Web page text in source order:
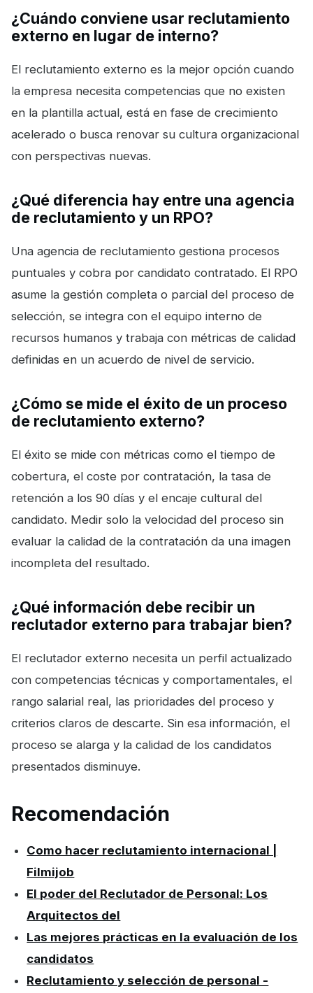
¿Cuándo conviene usar reclutamiento
externo en lugar de interno?
El reclutamiento externo es la mejor opción cuando
la empresa necesita competencias que no existen
en la plantilla actual, está en fase de crecimiento
acelerado o busca renovar su cultura organizacional
con perspectivas nuevas.
¿Qué diferencia hay entre una agencia
de reclutamiento y un RPO?
Una agencia de reclutamiento gestiona procesos
puntuales y cobra por candidato contratado. El RPO
asume la gestión completa o parcial del proceso de
selección, se integra con el equipo interno de
recursos humanos y trabaja con métricas de calidad
definidas en un acuerdo de nivel de servicio.
¿Cómo se mide el éxito de un proceso
de reclutamiento externo?
El éxito se mide con métricas como el tiempo de
cobertura, el coste por contratación, la tasa de
retención a los 90 días y el encaje cultural del
candidato. Medir solo la velocidad del proceso sin
evaluar la calidad de la contratación da una imagen
incompleta del resultado.
¿Qué información debe recibir un
reclutador externo para trabajar bien?
El reclutador externo necesita un perfil actualizado
con competencias técnicas y comportamentales, el
rango salarial real, las prioridades del proceso y
criterios claros de descarte. Sin esa información, el
proceso se alarga y la calidad de los candidatos
presentados disminuye.
Recomendación
Como hacer reclutamiento internacional |
Filmijob
El poder del Reclutador de Personal: Los
Arquitectos del
Las mejores prácticas en la evaluación de los
candidatos
Reclutamiento y selección de personal -